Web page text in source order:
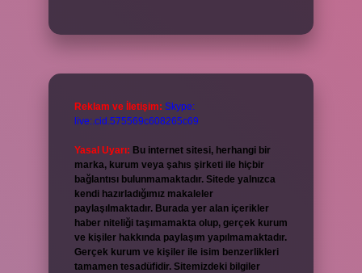
Reklam ve İletişim: Skype:
live:.cid.575569c608265c69
Yasal Uyarı: Bu internet sitesi, herhangi bir
marka, kurum veya şahıs şirketi ile hiçbir
bağlantısı bulunmamaktadır. Sitede yalnızca
kendi hazırladığımız makaleler
paylaşılmaktadır. Burada yer alan içerikler
haber niteliği taşımamakta olup, gerçek kurum
ve kişiler hakkında paylaşım yapılmamaktadır.
Gerçek kurum ve kişiler ile isim benzerlikleri
tamamen tesadüfidir. Sitemizdeki bilgiler